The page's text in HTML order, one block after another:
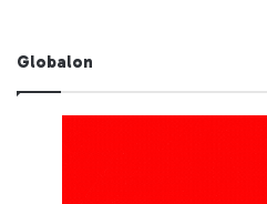
Globalon